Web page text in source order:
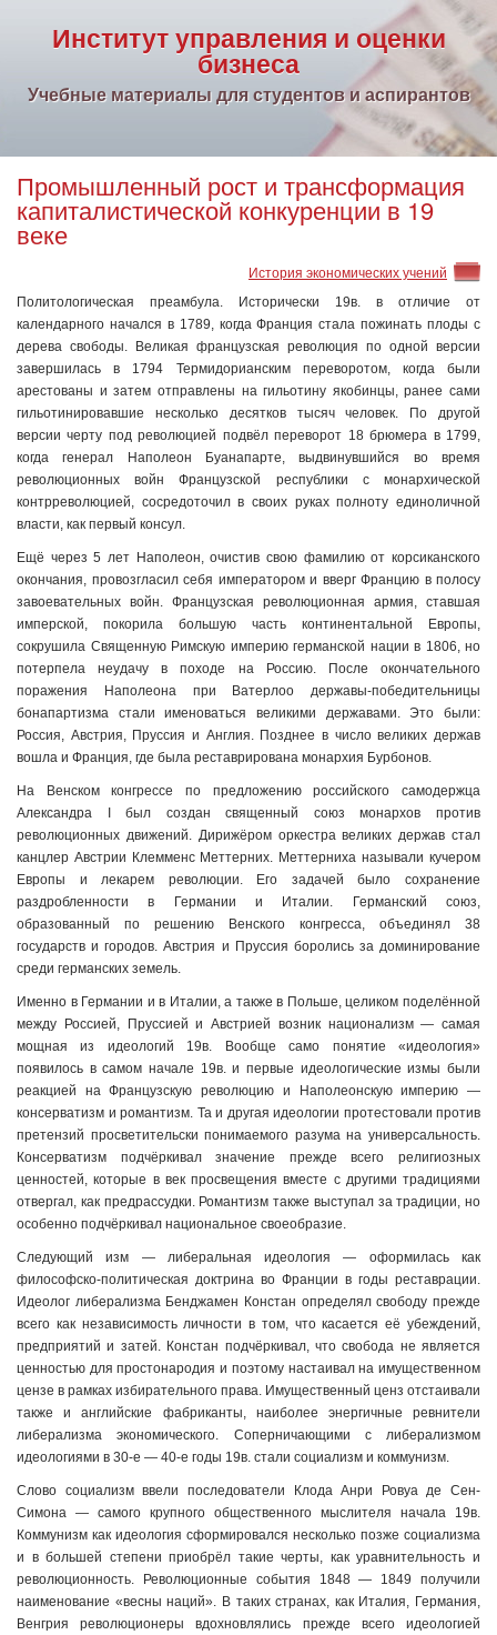
Институт управления и оценки
бизнеса
Учебные материалы для студентов и аспирантов
Промышленный рост и трансформация
капиталистической конкуренции в 19
веке
История экономических учений
Политологическая преамбула. Исторически 19в. в отличие от
календарного начался в 1789, когда Франция стала пожинать плоды с
дерева свободы. Великая французская революция по одной версии
завершилась в 1794 Термидорианским переворотом, когда были
арестованы и затем отправлены на гильотину якобинцы, ранее сами
гильотинировавшие несколько десятков тысяч человек. По другой
версии черту под революцией подвёл переворот 18 брюмера в 1799,
когда генерал Наполеон Буанапарте, выдвинувшийся во время
революционных войн Французской республики с монархической
контрреволюцией, сосредоточил в своих руках полноту единоличной
власти, как первый консул.
Ещё через 5 лет Наполеон, очистив свою фамилию от корсиканского
окончания, провозгласил себя императором и вверг Францию в полосу
завоевательных войн. Французская революционная армия, ставшая
имперской, покорила большую часть континентальной Европы,
сокрушила Священную Римскую империю германской нации в 1806, но
потерпела неудачу в походе на Россию. После окончательного
поражения Наполеона при Ватерлоо державы-победительницы
бонапартизма стали именоваться великими державами. Это были:
Россия, Австрия, Пруссия и Англия. Позднее в число великих держав
вошла и Франция, где была реставрирована монархия Бурбонов.
На Венском конгрессе по предложению российского самодержца
Александра I был создан священный союз монархов против
революционных движений. Дирижёром оркестра великих держав стал
канцлер Австрии Клемменс Меттерних. Меттерниха называли кучером
Европы и лекарем революции. Его задачей было сохранение
раздробленности в Германии и Италии. Германский союз,
образованный по решению Венского конгресса, объединял 38
государств и городов. Австрия и Пруссия боролись за доминирование
среди германских земель.
Именно в Германии и в Италии, а также в Польше, целиком поделённой
между Россией, Пруссией и Австрией возник национализм — самая
мощная из идеологий 19в. Вообще само понятие «идеология»
появилось в самом начале 19в. и первые идеологические измы были
реакцией на Французскую революцию и Наполеонскую империю —
консерватизм и романтизм. Та и другая идеологии протестовали против
претензий просветительски понимаемого разума на универсальность.
Консерватизм подчёркивал значение прежде всего религиозных
ценностей, которые в век просвещения вместе с другими традициями
отвергал, как предрассудки. Романтизм также выступал за традиции, но
особенно подчёркивал национальное своеобразие.
Следующий изм — либеральная идеология — оформилась как
философско-политическая доктрина во Франции в годы реставрации.
Идеолог либерализма Бенджамен Констан определял свободу прежде
всего как независимость личности в том, что касается её убеждений,
предприятий и затей. Констан подчёркивал, что свобода не является
ценностью для простонародия и поэтому настаивал на имущественном
цензе в рамках избирательного права. Имущественный ценз отстаивали
также и английские фабриканты, наиболее энергичные ревнители
либерализма экономического. Соперничающими с либерализмом
идеологиями в 30-е — 40-е годы 19в. стали социализм и коммунизм.
Слово социализм ввели последователи Клода Анри Ровуа де Сен-
Симона — самого крупного общественного мыслителя начала 19в.
Коммунизм как идеология сформировался несколько позже социализма
и в большей степени приобрёл такие черты, как уравнительность и
революционность. Революционные события 1848 — 1849 получили
наименование «весны наций». В таких странах, как Италия, Германия,
Венгрия революционеры вдохновлялись прежде всего идеологией